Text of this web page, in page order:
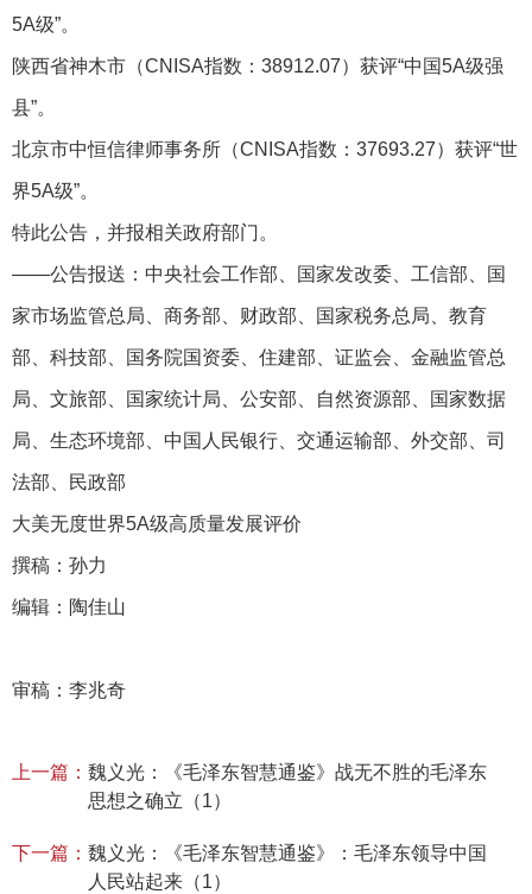
5A级”。
陕西省神木市（CNISA指数：38912.07）获评“中国5A级强
县”。
北京市中恒信律师事务所（CNISA指数：37693.27）获评“世
界5A级”。
特此公告，并报相关政府部门。
——公告报送：中央社会工作部、国家发改委、工信部、国
家市场监管总局、商务部、财政部、国家税务总局、教育
部、科技部、国务院国资委、住建部、证监会、金融监管总
局、文旅部、国家统计局、公安部、自然资源部、国家数据
局、生态环境部、中国人民银行、交通运输部、外交部、司
法部、民政部
大美无度世界5A级高质量发展评价
撰稿：孙力
编辑：陶佳山
审稿：李兆奇
上一篇： 魏义光：《毛泽东智慧通鉴》战无不胜的毛泽东
思想之确立（1）
下一篇： 魏义光：《毛泽东智慧通鉴》：毛泽东领导中国
人民站起来（1）